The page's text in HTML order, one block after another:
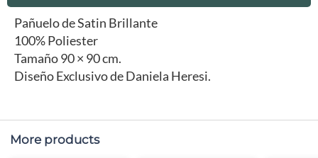
Pañuelo de Satin Brillante
100% Poliester
Tamaño 90 × 90 cm.
Diseño Exclusivo de Daniela Heresi.
More products